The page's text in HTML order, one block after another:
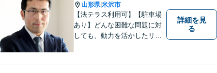
山形県|米沢市
【法テラス利用可】【駐車場
あり】どんな困難な問題に対
しても、動力を活かしたリー
いた案件は1日でも早く解決す
詳細を見
る